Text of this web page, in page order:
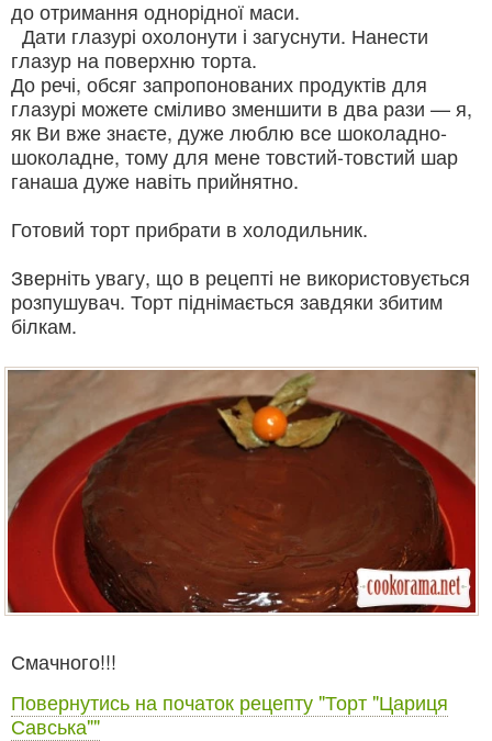
до отримання однорідної маси.
Дати глазурі охолонути і загуснути. Нанести
глазур на поверхню торта.
До речі, обсяг запропонованих продуктів для
глазурі можете сміливо зменшити в два рази — я,
як Ви вже знаєте, дуже люблю все шоколадно-
шоколадне, тому для мене товстий-товстий шар
ганаша дуже навіть прийнятно.
Готовий торт прибрати в холодильник.
Зверніть увагу, що в рецепті не використовується
розпушувач. Торт піднімається завдяки збитим
білкам.
Смачного!!!
Повернутись на початок рецепту "Торт "Цариця
Савська""